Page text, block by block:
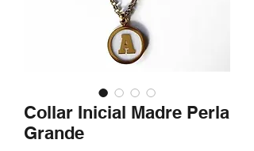
Collar Inicial Madre Perla
Grande